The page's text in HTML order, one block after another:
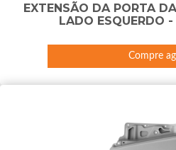
EXTENSÃO DA PORTA
LADO ESQUERDO
Compre